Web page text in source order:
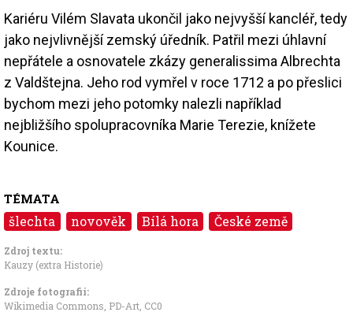
Kariéru Vilém Slavata ukončil jako nejvyšší kancléř, tedy
jako nejvlivnější zemský úředník. Patřil mezi úhlavní
nepřátele a osnovatele zkázy generalissima Albrechta
z Valdštejna. Jeho rod vymřel v roce 1712 a po přeslici
bychom mezi jeho potomky nalezli například
nejbližšího spolupracovníka Marie Terezie, knížete
Kounice.
TÉMATA
šlechta novověk Bílá hora České země
Zdroj textu:
Kauzy (extra Historie)
Zdroje fotografii:
Wikimedia Commons, PD-Art CC0